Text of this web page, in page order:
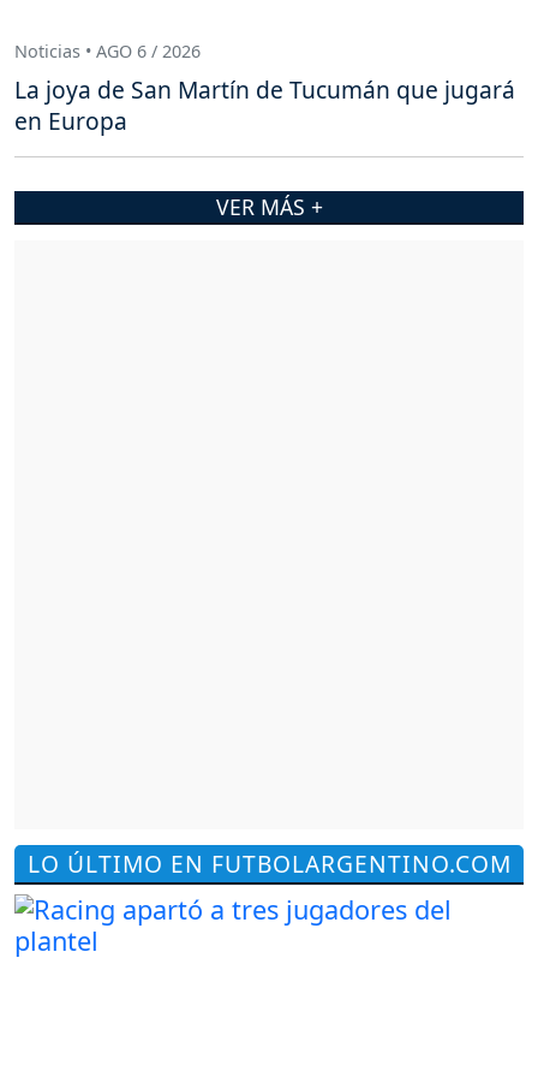
LO ÚLTIMO EN FUTBOLARGENTINO.COM
Noticias • AGO 6 / 2026
La joya de San Martín de Tucumán que jugará
en Europa
VER MÁS +